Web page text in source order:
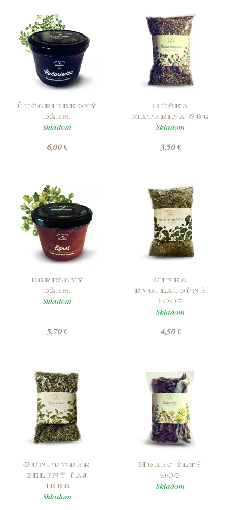
Čučoriedkový
džem
Skladom
6,00 €
Dúška
materina 80g
Skladom
3,50 €
Egrešový
džem
Skladom
5,70 €
Ginko
dvojlaločné
100g
Skladom
4,50 €
Gunpowder
zelený čaj
100g
Skladom
Horec žltý
90g
Skladom